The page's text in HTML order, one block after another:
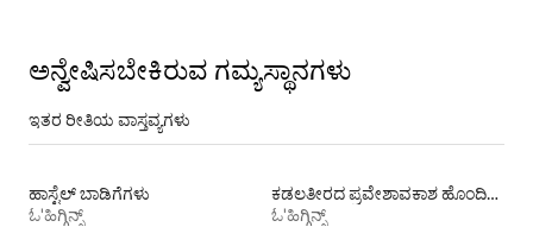
ಅನ್ವೇಷಿಸಬೇಕಿರುವ ಗಮ್ಯಸ್ಥಾನಗಳು
ಇತರ ರೀತಿಯ ವಾಸ್ತವ್ಯಗಳು
ಹಾಸ್ಟೆಲ್‌ ಬಾಡಿಗೆಗಳು
ಓ'ಹಿಗ್ಗಿನ್ಸ್
ಕಡಲತೀರದ ಪ್ರವೇಶಾವಕಾಶ ಹೊಂದಿರುವ ವಸತಿ ಬಾಡಿಗೆಗಳು
ಓ'ಹಿಗ್ಗಿನ್ಸ್